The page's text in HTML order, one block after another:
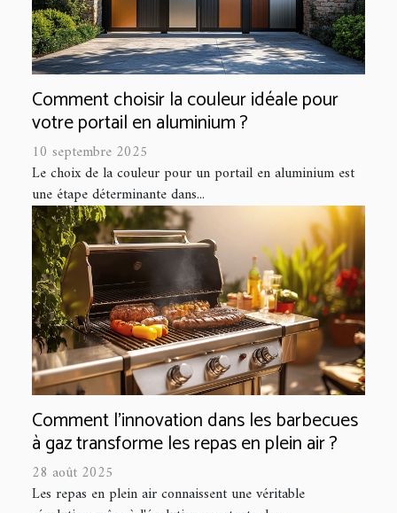
Comment choisir la couleur idéale pour
votre portail en aluminium ?
10 septembre 2025
Le choix de la couleur pour un portail en aluminium est
une étape déterminante dans...
Comment l'innovation dans les barbecues
à gaz transforme les repas en plein air ?
28 août 2025
Les repas en plein air connaissent une véritable